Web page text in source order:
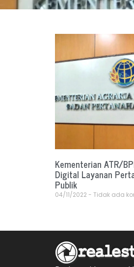
Kementerian ATR/
Digital Layanan
Publik
04/11/2022 Tidak ada